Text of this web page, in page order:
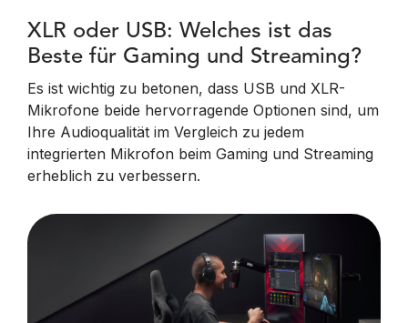
XLR oder USB: Welches ist das
Beste für Gaming und Streaming?
Es ist wichtig zu betonen, dass USB und XLR-
Mikrofone beide hervorragende Optionen sind, um
Ihre Audioqualität im Vergleich zu jedem
integrierten Mikrofon beim Gaming und Streaming
erheblich zu verbessern.